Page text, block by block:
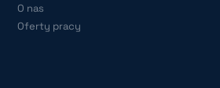
O nas
Oferty pracy